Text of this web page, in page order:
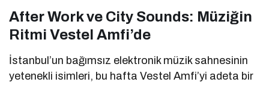
After Work ve City Sounds: Müziğin
Ritmi Vestel Amfi’de
İstanbul’un bağımsız elektronik müzik sahnesinin
yetenekli isimleri, bu hafta Vestel Amfi’yi adeta bir